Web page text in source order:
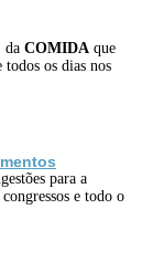
da COMIDA que
os dias nos
para a
e todo o